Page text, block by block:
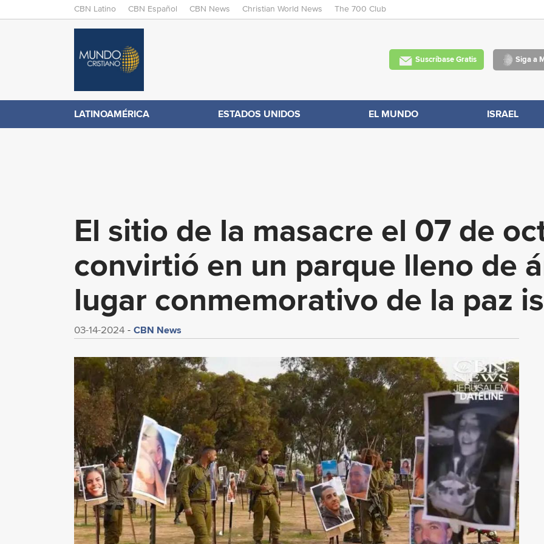
Skip
M
N
E
CBN Latino CBN Español CBN News Christian World News The 700 Club
C
B
N
.
m
Suscríbase Gratis Siga a
LATINOAMÉRICA ESTADOS UNIDOS EL MUNDO ISRAEL
El sitio de la masacre el 07 de
convirtió en un parque lleno de
lugar conmemorativo de la paz
03-14-2024 CBN News